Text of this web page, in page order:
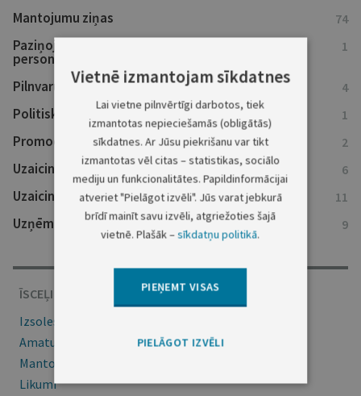
Mantojumu ziņas 74
Paziņojumi kreditoriem un ieinteresētajām
personām
1
Pilnvaru atsaukumi 4
Politisko partiju reģistra ziņas 1
Promocijas darbi 2
Uzaicinājumi nokārtot saistības 6
Uzaicinājumi uz tiesu 11
Uzņēmumu reģistra ziņas 9
ĪSCEĻI
Izsoles
Amatu konkursi
Mantojumu ziņas
Likumi
Vietnē izmantojam sīkdatnes
Lai vietne pilnvērtīgi darbotos, tiek
izmantotas nepieciešamās (obligātās)
sīkdatnes. Ar Jūsu piekrišanu var tikt
izmantotas vēl citas – statistikas, sociālo
mediju un funkcionalitātes. Papildinformācijai
atveriet "Pielāgot izvēli". Jūs varat jebkurā
brīdī mainīt savu izvēli, atgriežoties šajā
vietnē. Plašāk –sīkdatņu politikā.
PIEŅEMT VISAS
PIELĀGOT IZVĒLI